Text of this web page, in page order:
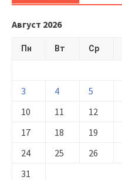
Август 2026
Пн Вт Ср
3
4 5
10
11 12
17
18 19
24
25 26
31